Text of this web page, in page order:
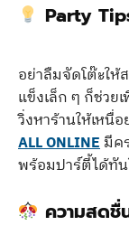
Party
อย่าลืมจัดโต๊ะใ
แข็งเล็ก ๆ ก็ช่วย
วิ่งหาร้านให้เหนื่
ALL ONLINEมีค
พร้อมปาร์ตี้ได้ทัน
ความสดชื่